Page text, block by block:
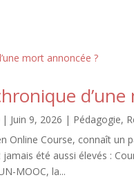
| Juin 9, 2026 | Pédagogie,
Online Course, connaît
été aussi élevés :
MOOC, la...